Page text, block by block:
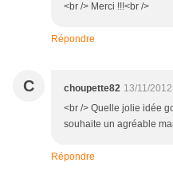
<br /> Merci !!!<br />
Répondre
C choupette82 13/11/
<br /> Quelle jolie idée
souhaite un agréable
Répondre